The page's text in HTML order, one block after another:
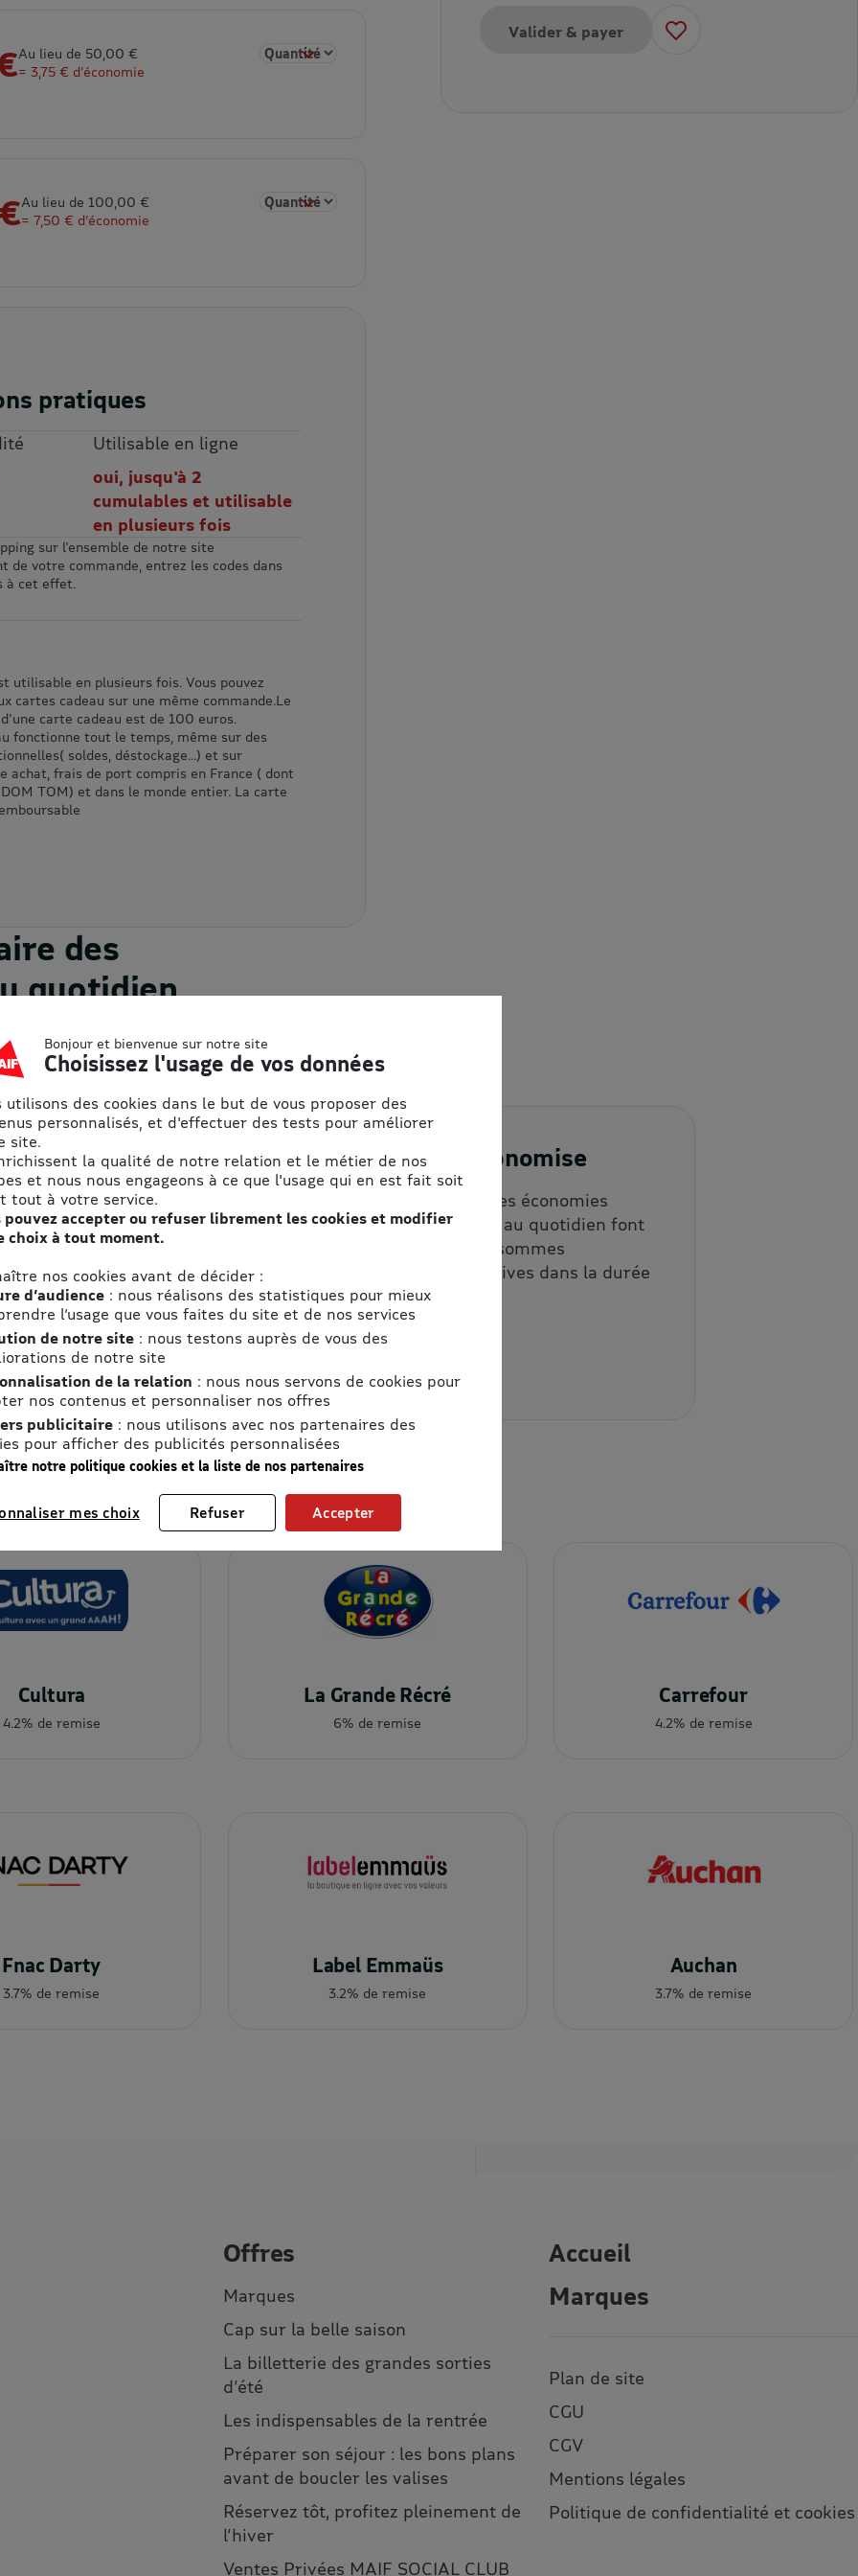
Au lieu de 50,00 €
= 3,75 € d’économie
Sélectionner la quantité pour eCarte cadeau 50€
Au lieu de 100,00 €
= 7,50 € d’économie
Sélectionner la quantité pour eCarte cadeau 100€
pratiques
Utilisable en ligne
oui, jusqu'à 2
cumulables et utilisable
en plusieurs fois
sur l'ensemble de notre site
de votre commande, entrez les codes dans
à cet effet.
utilisable en plusieurs fois. Vous pouvez
cartes cadeau sur une même commande.Le
carte cadeau est de 100 euros.
fonctionne tout le temps, même sur des
soldes, déstockage...) et sur
achat, frais de port compris en France ( dont
TOM) et dans le monde entier. La carte
Valider & payer
des
quotidien
avec les promotions :
2. J’utilise mon
eBon
En ligne ou en magasin
(vérifier les conditions
d'uitlisation propre à
chaque eBon), j’utilise mon
bon d’achat en saisissant
un code ou présentant un
code à un vendeur.
3. J'économise
Les petites économies
répétées au quotidien font
vite des sommes
significatives dans la durée
!
du moment
Cultura
4.2% de remise
La Grande Récré
6% de remise
Carrefour
4.2% de remise
Fnac Darty
3.7% de remise
Label Emmaüs
3.2% de remise
Auchan
3.7% de remise
Offres
Marques
Cap sur la belle saison
La billetterie des grandes sorties
d’été
Les indispensables de la rentrée
Préparer son séjour : les bons plans
avant de boucler les valises
Réservez tôt, profitez pleinement de
l’hiver
Ventes Privées MAIF SOCIAL CLUB
Accueil
Marques
Plan de site
CGU
CGV
Mentions légales
Politique de confidentialité et cookies
Bonjour et bienvenue sur notre site
Choisissez l'usage de vos données
utilisons des cookies dans le but de vous proposer des
personnalisés, et d'effectuer des tests pour améliorer
site.
la qualité de notre relation et le métier de nos
et nous nous engageons à ce que l'usage qui en est fait soit
tout à votre service.
pouvez accepter ou refuser librement les cookies et modifier
choix à tout moment.
nos cookies avant de décider :
d’audience : nous réalisons des statistiques pour mieux
l’usage que vous faites du site et de nos services
de notre site : nous testons auprès de vous des
de notre site
de la relation : nous nous servons de cookies pour
nos contenus et personnaliser nos offres
publicitaire : nous utilisons avec nos partenaires des
pour afficher des publicités personnalisées
notre politique cookies et la liste de nos partenaires
mes choix Refuser Accepter